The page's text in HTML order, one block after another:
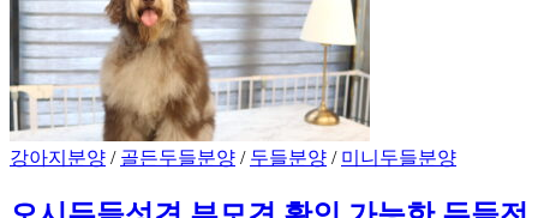
강아지분양 / 골든두들분양 / 두들분양 / 미니두들분양